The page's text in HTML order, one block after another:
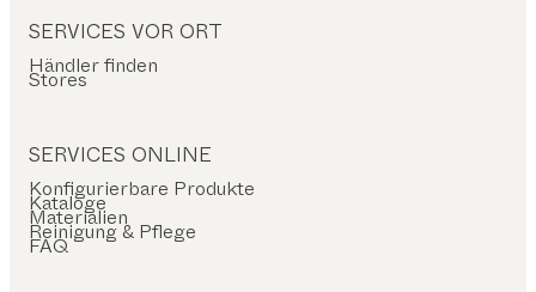
SERVICES VOR ORT
Händler finden
Stores
SERVICES ONLINE
Konfigurierbare Produkte
Kataloge
Materialien
Reinigung & Pflege
FAQ